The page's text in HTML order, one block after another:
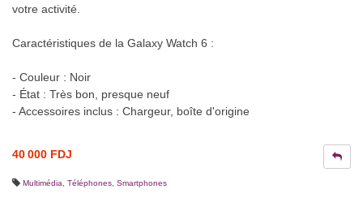
votre activité.
Caractéristiques de la Galaxy Watch 6 :
- Couleur : Noir
- État : Très bon, presque neuf
- Accessoires inclus : Chargeur, boîte d'origine
40 000 FDJ
Multimédia Téléphones, Smartphones